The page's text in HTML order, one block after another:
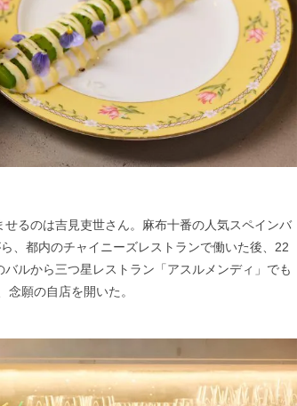
るのは吉見吏世さん。麻布十番の人気スペインバ
、都内のチャイニーズレストランで働いた後、22
ルから三つ星レストラン「アスルメンディ」でも
願の自店を開いた。